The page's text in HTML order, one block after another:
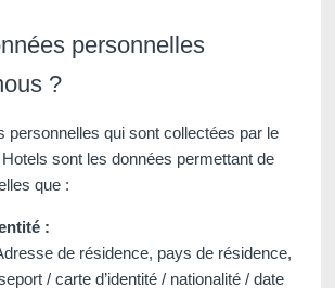
personnelles
?
personnelles qui sont collectées par le
Hotels sont les données permettant de
que :
:
de résidence, pays de résidence,
/ carte d’identité / nationalité / date
tous nos hôtels